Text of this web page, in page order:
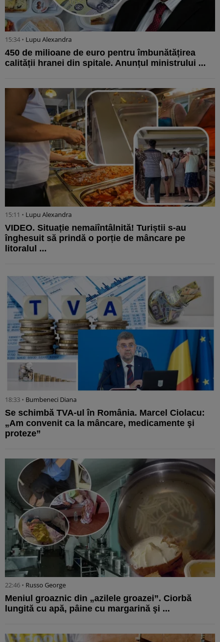
15:34 • Lupu Alexandra
450 de milioane de euro pentru îmbunătățirea
calității hranei din spitale. Anunțul ministrului ...
15:11 • Lupu Alexandra
VIDEO. Situație nemaiîntâlnită! Turiștii s-au
înghesuit să prindă o porție de mâncare pe
litoralul ...
18:33 • Bumbeneci Diana
Se schimbă TVA-ul în România. Marcel Ciolacu:
„Am convenit ca la mâncare, medicamente şi
proteze”
22:46 • Russo George
Meniul groaznic din „azilele groazei”. Ciorbă
lungită cu apă, pâine cu margarină şi ...